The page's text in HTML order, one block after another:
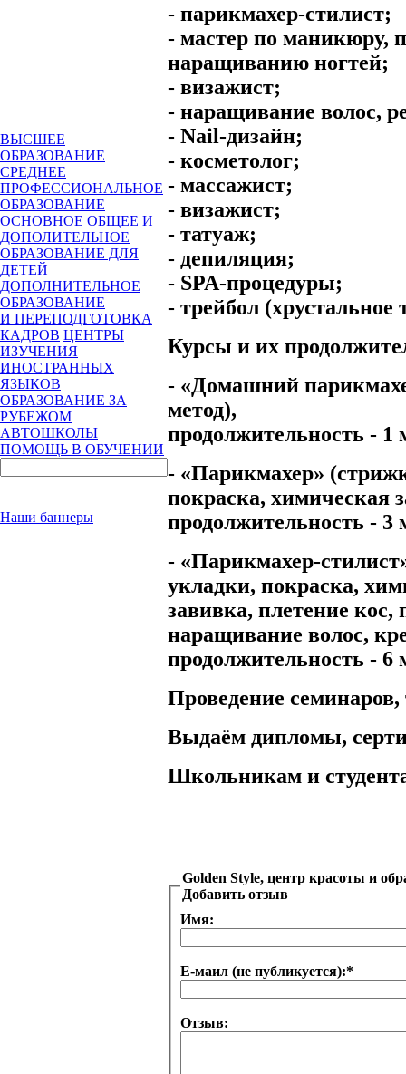
ВЫСШЕЕ
ОБРАЗОВАНИЕ
СРЕДНЕЕ
ПРОФЕССИОНАЛЬНОЕ
ОБРАЗОВАНИЕ
ОСНОВНОЕ ОБЩЕЕ И
ДОПОЛИТЕЛЬНОЕ
ОБРАЗОВАНИЕ ДЛЯ
ДЕТЕЙ
ДОПОЛНИТЕЛЬНОЕ
ОБРАЗОВАНИЕ
И ПЕРЕПОДГОТОВКА
КАДРОВ ЦЕНТРЫ
ИЗУЧЕНИЯ
ИНОСТРАННЫХ
ЯЗЫКОВ
ОБРАЗОВАНИЕ ЗА
РУБЕЖОМ
АВТОШКОЛЫ
ПОМОЩЬ В ОБУЧЕНИИ
Наши баннеры
- парикмахер-стилист;
- мастер по маникюру,
наращиванию ногтей;
- визажист;
- наращивание волос,
- Nail-дизайн;
- косметолог;
- массажист;
- визажист;
- татуаж;
- депиляция;
- SPA-процедуры;
- трейбол (хрустальное
Курсы и их
- «Домашний
метод),
продолжительность - 1
- «Парикмахер»
покраска, химическая
продолжительность - 3
- «Парикмахер-
укладки, покраска,
завивка, плетение кос,
наращивание волос,
продолжительность - 6
Проведение семинаров,
Выдаём дипломы,
Школьникам и
Golden Style, центр красоты и
Добавить отзыв
Имя:
Е-маил (не публикуется):*
Отзыв: